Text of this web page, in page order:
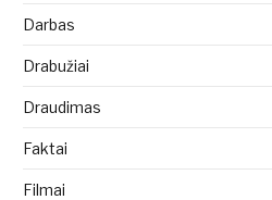
Darbas
Drabužiai
Draudimas
Faktai
Filmai